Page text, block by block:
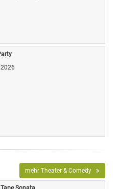
mehr Theater & Comedy